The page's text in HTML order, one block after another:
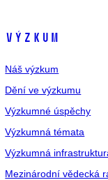
Výzkum
Náš výzkum
Dění ve výzkumu
Výzkumné úspěchy
Výzkumná témata
Výzkumná
Mezinárodní vědecká